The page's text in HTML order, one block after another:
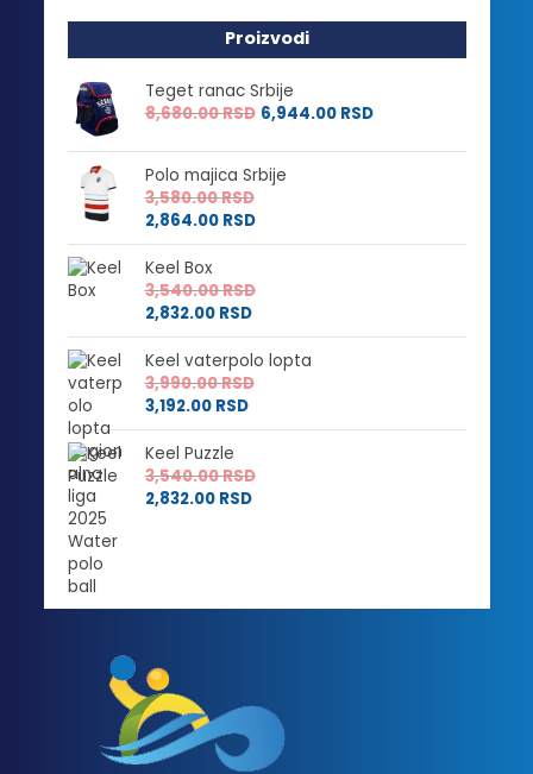
Proizvodi
Teget ranac Srbije
8,680.00RSD 6,944.00 RSD
Polo majica Srbije
3,580.00RSD
2,864.00 RSD
Keel Box
3,540.00RSD
2,832.00 RSD
Keel vaterpolo lopta
3,990.00RSD
3,192.00 RSD
Keel Puzzle
3,540.00RSD
2,832.00 RSD